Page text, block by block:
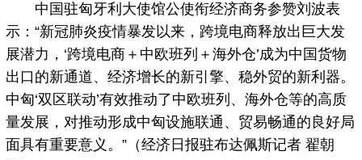
中国驻匈牙利大使馆公使衔经济商务参赞刘波表
示：“新冠肺炎疫情暴发以来，跨境电商释放出巨大发
展潜力，‘跨境电商＋中欧班列＋海外仓’成为中国货物
出口的新通道、经济增长的新引擎、稳外贸的新利器。
中匈‘双区联动’有效推动了中欧班列、海外仓等的高质
量发展，对推动形成中匈设施联通、贸易畅通的良好局
面具有重要意义。”（经济日报驻布达佩斯记者 翟朝